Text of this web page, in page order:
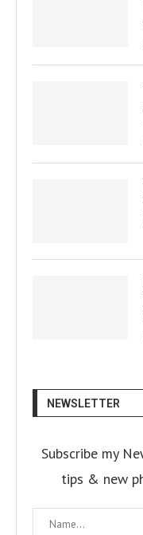
NEWSLETTER
Subscribe my
tips & new